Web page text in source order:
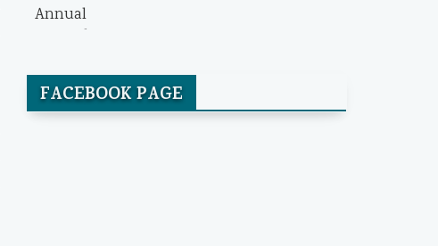
FACEBOOK PAGE